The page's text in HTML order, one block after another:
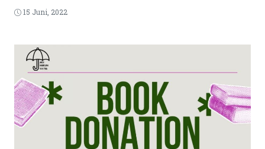
15 Juni, 2022